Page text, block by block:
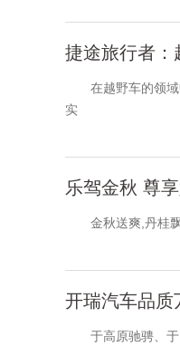
捷途旅行者：
在越野车的领域
实
乐驾金秋 尊
金秋送爽,丹桂飘
开瑞汽车品质
于高原驰骋、于